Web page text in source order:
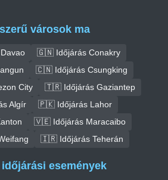
városok ma
🇬🇳 Időjárás Conakry
🇨🇳 Időjárás Csungking
City
🇹🇷 Időjárás Gaziantep
Algír
🇵🇰 Időjárás Lahor
🇻🇪 Időjárás Maracaibo
🇮🇷 Időjárás Teherán
események